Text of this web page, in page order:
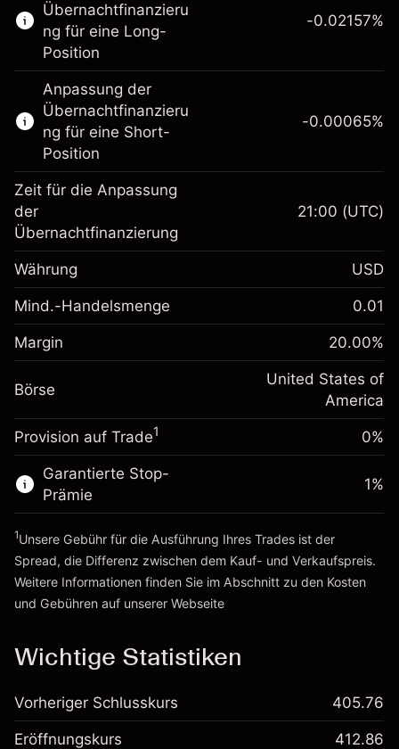
Erfahren Sie mehr über:
CFDs
Knock-outs
Übernachtfinanzieru
ng für eine Long-
Position
$1,000.00
Anpassung der
Übernachtfinanzierung
Gebühren aus
Positionswert
-0.021568
%
Positionsgröße mit Hebelwirkung
~$5,000.00
Geld aus Hebelwirkung ~
$4,000.00
Zur Plattform
-0.02157%
Anpassung der
Übernachtfinanzieru
ng für eine Short-
Position
Margin. Ihre Investition
$1,000.00
Anpassung der
Übernachtfinanzierung
-0.000654
%
(-$0.03)
Positionsgröße mit Hebelwirkung
~$5,000.00
Geld aus Hebelwirkung ~
Zur Plattform
-0.00065%
Zeit für die Anpassung
der
Übernachtfinanzierung
21:00 (UTC)
Währung USD
Mind.-Handelsmenge 0.01
Margin 20.00%
Börse
United States of
America
Provision auf Trade1 0%
Garantierte Stop-
Prämie
1%
1Unsere Gebühr für die Ausführung Ihres Trades ist der
Spread, die Differenz zwischen dem Kauf- und Verkaufspreis.
Weitere Informationen finden Sie im Abschnitt zu den Kosten
und Gebühren auf unserer Webseite
Wichtige Statistiken
Vorheriger Schlusskurs 405.76
Eröffnungskurs 412.86